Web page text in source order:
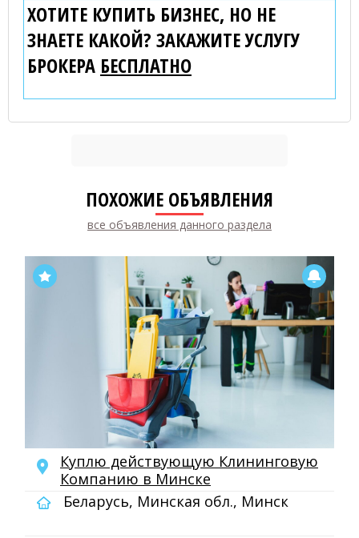
ХОТИТЕ КУПИТЬ БИЗНЕС, НО НЕ
ЗНАЕТЕ КАКОЙ? ЗАКАЖИТЕ УСЛУГУ
БРОКЕРА БЕСПЛАТНО
ПОХОЖИЕ ОБЪЯВЛЕНИЯ
все объявления данного раздела
Куплю действующую Клининговую
Компанию в Минске
Беларусь, Минская обл., Минск